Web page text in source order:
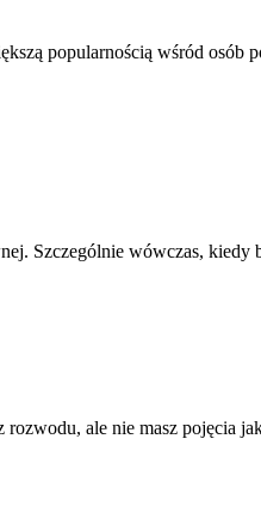
popularnością wśród
Szczególnie wówczas, kiedy
ale nie masz pojęcia